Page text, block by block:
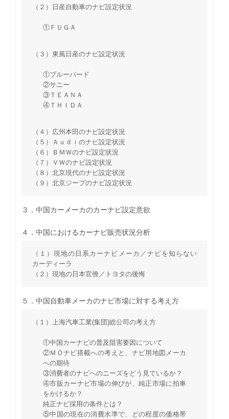
（２）日産自動車のナビ設定状況
①ＦＵＧＡ
（３）東風日産のナビ設定状況
①ブルーバード
②サニー
③ＴＥＡＮＡ
④ＴＨＩＤＡ
（４）広州本田のナビ設定状況
（５）Ａｕｄｉのナビ設定状況
（６）ＢＭＷのナビ設定状況
（７）ＶＷのナビ設定状況
（８）北京現代のナビ設定状況
（９）北京ジープのナビ設定状況
３．中国カーメーカのカーナビ設定意欲
４．中国におけるカーナビ販売状況分析
（１）現地の日系カーナビメーカ／ナビを知らない
カーディーラ
（２）現地の日本官僚／トヨタの後悔
５．中国自動車メーカのナビ市場に対する考え方
（１）上海汽車工業(集団)総公司の考え方
①中国カーナビの普及阻害要因について
②ＭＯナビ搭載への考えと、ナビ用地図メーカ
への期待
③消費者のナビへのニーズをどう見ているか？
④市販カーナビ市場の伸びが、純正市場に拍車
をかけるか？
純正ナビ採用の条件とは？
⑤中国の現在の消費水準で、どの程度の価格帯